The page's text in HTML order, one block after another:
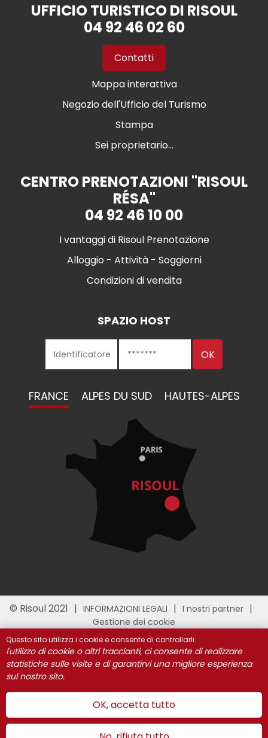
UFFICIO TURISTICO DI RISOUL
04 92 46 02 60
Contatti
Mappa interattiva
Negozio dell'Ufficio del Turismo
Stampa
Sei proprietario...
CENTRO PRENOTAZIONI "RISOUL
RÉSA"
04 92 46 10 00
I vantaggi di Risoul Prenotazione
Alloggio - Attività - Soggiorni
Condizioni di vendita
SPAZIO HOST
FRANCE ALPES DU SUD HAUTES-ALPES
© Risoul 2021 INFORMAZIONI LEGALI
I nostri partner
Gestione dei cookie
Questo sito utilizza i cookie e consente di controllarli.
l'utilizzo di cookie o altri traccianti, ci consente di realizzare
statistiche sulle visite e di garantirvi una migliore esperienza
sul nostro sito.
OK, accetta tutto